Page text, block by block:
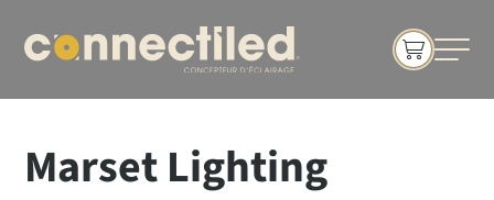
Marset Lighting